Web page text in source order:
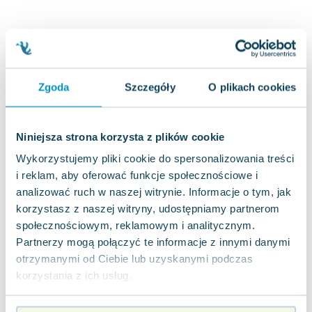
Zgoda Szczegóły O plikach cookies
Niniejsza strona korzysta z plików cookie
Wykorzystujemy pliki cookie do spersonalizowania treści
i reklam, aby oferować funkcje społecznościowe i
analizować ruch w naszej witrynie. Informacje o tym, jak
korzystasz z naszej witryny, udostępniamy partnerom
społecznościowym, reklamowym i analitycznym.
Partnerzy mogą połączyć te informacje z innymi danymi
otrzymanymi od Ciebie lub uzyskanymi podczas
korzystania z ich usług.
Aleksander Puszkin
Małgorzata Ohme
Joanna Racewicz
Maria Seweryn
Janina Zającówna
Eric Helms
Anna Prus (oprac.)
Nela Mała Reporterka
Agnieszka Maciąg
Barbara Wrzesińska
Terry Pratchett
Virginia Woolf